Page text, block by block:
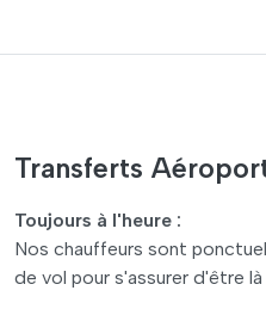
Transferts
Toujours à l'heure :
Nos chauffeurs sont
de vol pour s'assurer d'être